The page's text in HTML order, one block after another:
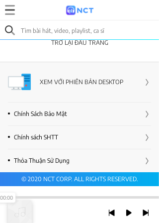
TRỞ LẠI ĐẦU TRANG
XEM VỚI PHIÊN BẢN DESKTOP
Chính Sách Bảo Mật
Chính sách SHTT
Thỏa Thuận Sử Dụng
© 2020 NCT CORP. ALL RIGHTS RESERVED.
00:00